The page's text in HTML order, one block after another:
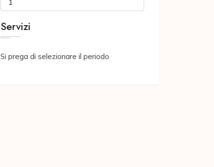
Servizi
Si prega di selezionare il periodo